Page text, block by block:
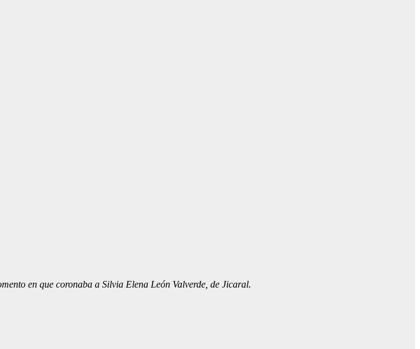
en que coronaba a Silvia Elena León Valverde, de Jicaral.